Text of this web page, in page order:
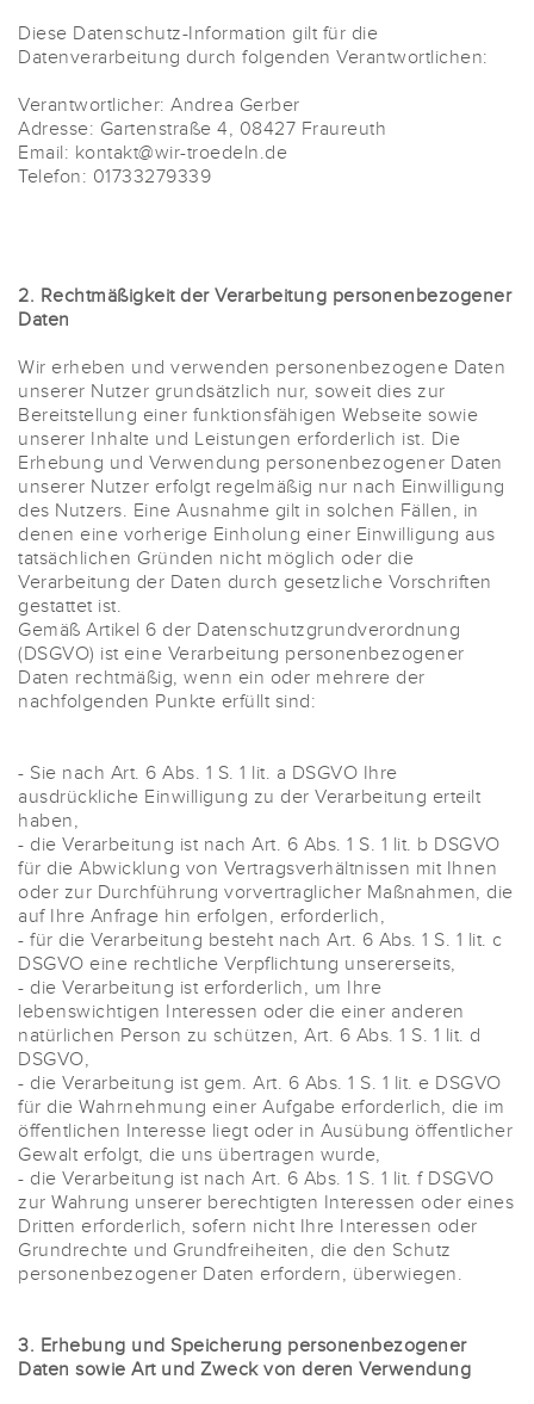
Diese Datenschutz-Information gilt für die
Datenverarbeitung durch folgenden Verantwortlichen:
Verantwortlicher: Andrea Gerber
Adresse: Gartenstraße 4, 08427 Fraureuth
Email: kontakt@wir-troedeln.de
Telefon: 01733279339
2. Rechtmäßigkeit der Verarbeitung personenbezogener
Daten
Wir erheben und verwenden personenbezogene Daten
unserer Nutzer grundsätzlich nur, soweit dies zur
Bereitstellung einer funktionsfähigen Webseite sowie
unserer Inhalte und Leistungen erforderlich ist. Die
Erhebung und Verwendung personenbezogener Daten
unserer Nutzer erfolgt regelmäßig nur nach Einwilligung
des Nutzers. Eine Ausnahme gilt in solchen Fällen, in
denen eine vorherige Einholung einer Einwilligung aus
tatsächlichen Gründen nicht möglich oder die
Verarbeitung der Daten durch gesetzliche Vorschriften
gestattet ist.
Gemäß Artikel 6 der Datenschutzgrundverordnung
(DSGVO) ist eine Verarbeitung personenbezogener
Daten rechtmäßig, wenn ein oder mehrere der
nachfolgenden Punkte erfüllt sind:
- Sie nach Art. 6 Abs. 1 S. 1 lit. a DSGVO Ihre
ausdrückliche Einwilligung zu der Verarbeitung erteilt
haben,
- die Verarbeitung ist nach Art. 6 Abs. 1 S. 1 lit. b DSGVO
für die Abwicklung von Vertragsverhältnissen mit Ihnen
oder zur Durchführung vorvertraglicher Maßnahmen, die
auf Ihre Anfrage hin erfolgen, erforderlich,
- für die Verarbeitung besteht nach Art. 6 Abs. 1 S. 1 lit. c
DSGVO eine rechtliche Verpflichtung unsererseits,
- die Verarbeitung ist erforderlich, um Ihre
lebenswichtigen Interessen oder die einer anderen
natürlichen Person zu schützen, Art. 6 Abs. 1 S. 1 lit. d
DSGVO,
- die Verarbeitung ist gem. Art. 6 Abs. 1 S. 1 lit. e DSGVO
für die Wahrnehmung einer Aufgabe erforderlich, die im
öffentlichen Interesse liegt oder in Ausübung öffentlicher
Gewalt erfolgt, die uns übertragen wurde,
- die Verarbeitung ist nach Art. 6 Abs. 1 S. 1 lit. f DSGVO
zur Wahrung unserer berechtigten Interessen oder eines
Dritten erforderlich, sofern nicht Ihre Interessen oder
Grundrechte und Grundfreiheiten, die den Schutz
personenbezogener Daten erfordern, überwiegen.
3. Erhebung und Speicherung personenbezogener
Daten sowie Art und Zweck von deren Verwendung